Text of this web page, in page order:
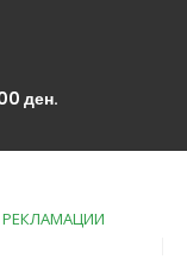
ден.
РЕКЛАМАЦИИ